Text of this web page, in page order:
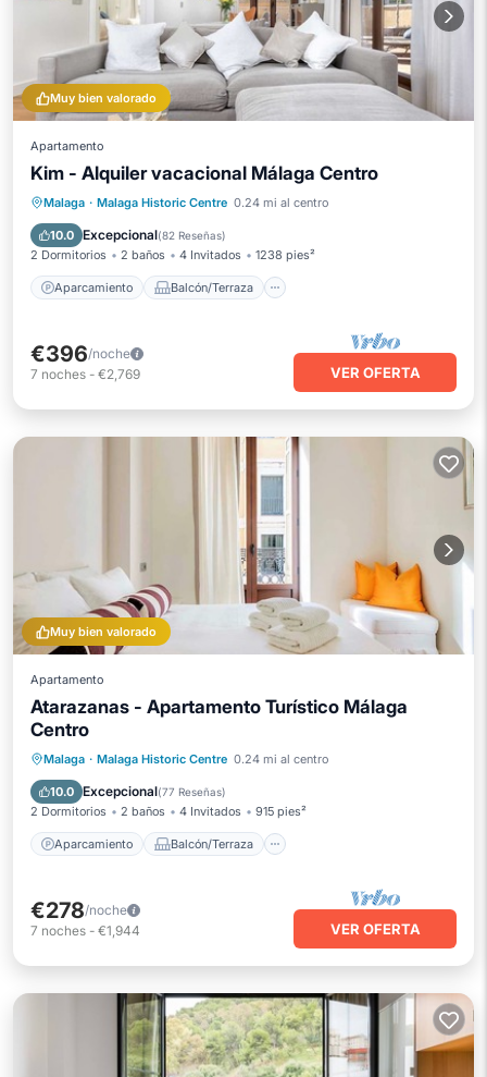
Muy bien valorado
Apartamento
Kim - Alquiler vacacional Málaga Centro
Malaga · Malaga Historic Centre 0.24 mi al centro
10.0 Excepcional(82 Reseñas)
2 Dormitorios 2 baños 4 Invitados 1238 pies²
Aparcamiento Balcón/Terraza
Aparcamiento
Balcón/Terraza
Cocina
Aire acondicionado
€396/noche
7 noches - €2,769 VER OFERTA
Muy bien valorado
Apartamento
Atarazanas - Apartamento Turístico Málaga
Centro
Malaga · Malaga Historic Centre 0.24 mi al centro
10.0 Excepcional(77 Reseñas)
2 Dormitorios 2 baños 4 Invitados 915 pies²
Aparcamiento Balcón/Terraza
Aparcamiento
Balcón/Terraza
Cocina
Aire acondicionado
€278/noche
7 noches - €1,944 VER OFERTA